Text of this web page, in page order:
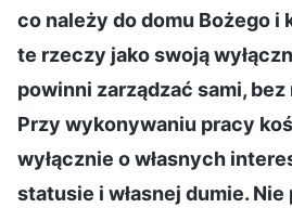
co należy do domu Bożego i
te rzeczy jako swoją
powinni zarządzać sami,
Przy wykonywaniu pracy
wyłącznie o własnych
statusie i własnej dumie. Nie